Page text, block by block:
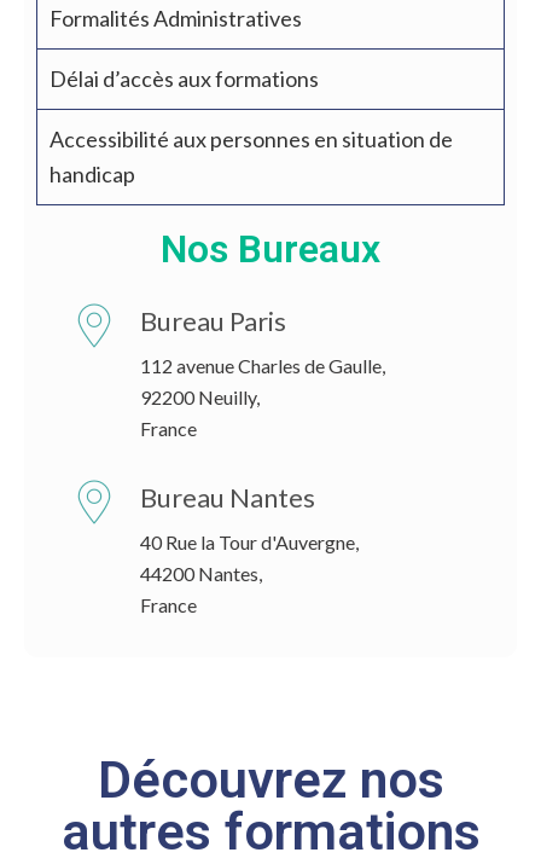
Formalités Administratives
Délai d’accès aux formations
Accessibilité aux personnes en situation de
handicap
Nos Bureaux
Bureau Paris
112 avenue Charles de Gaulle,
92200 Neuilly,
France
Bureau Nantes
40 Rue la Tour d'Auvergne,
44200 Nantes,
France
Découvrez nos
autres formations